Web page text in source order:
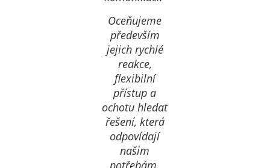
Oceňujeme
především
jejich rychlé
reakce,
flexibilní
přístup a
ochotu hledat
řešení, která
odpovídají
našim
potřebám.